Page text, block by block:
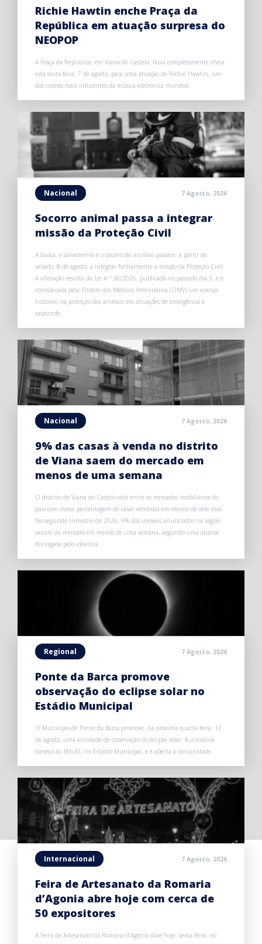
Richie Hawtin enche Praça da
República em atuação surpresa do
NEOPOP
A Praça da República, em Viana do Castelo, ficou completamente cheia
esta sexta-feira, 7 de agosto, para uma atuação de Richie Hawtin, um
dos nomes mais influentes da música eletrónica mundial.
Nacional 7 Agosto, 2026
Socorro animal passa a integrar
missão da Proteção Civil
A busca, o salvamento e o socorro de animais passam, a partir de
sábado, 8 de agosto, a integrar formalmente a missão da Proteção Civil.
A alteração resulta da Lei n.º 38/2026, publicada no passado dia 3, e é
considerada pela Ordem dos Médicos Veterinários (OMV) um avanço
histórico na proteção dos animais em situações de emergência e
catástrofe.
Nacional 7 Agosto, 2026
9% das casas à venda no distrito
de Viana saem do mercado em
menos de uma semana
O distrito de Viana do Castelo está entre os mercados imobiliários do
país com maior percentagem de casas vendidas em menos de sete dias.
No segundo trimestre de 2026, 9% dos imóveis anunciados na região
saíram do mercado em menos de uma semana, segundo uma análise
divulgada pelo idealista.
Regional 7 Agosto, 2026
Ponte da Barca promove
observação do eclipse solar no
Estádio Municipal
O Município de Ponte da Barca promove, na próxima quarta-feira, 12
de agosto, uma atividade de observação do eclipse solar. A iniciativa
começa às 18h30, no Estádio Municipal, e é aberta à comunidade.
Internacional 7 Agosto, 2026
Feira de Artesanato da Romaria
d’Agonia abre hoje com cerca de
50 expositores
A Feira de Artesanato da Romaria d’Agonia abre hoje, sexta-feira, no